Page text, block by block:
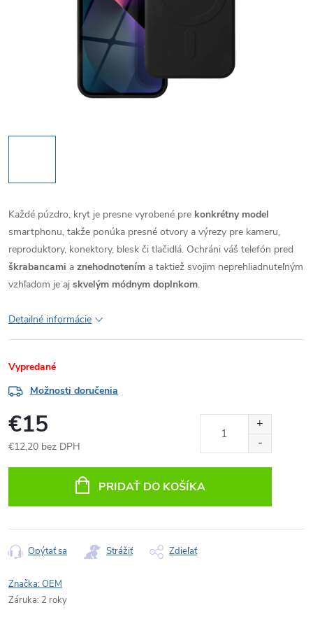
Každé púzdro, kryt je presne vyrobené pre konkrétny model
smartphonu, takže ponúka presné otvory a výrezy pre kameru,
reproduktory, konektory, blesk či tlačidlá. Ochráni váš telefón pred
škrabancami a znehodnotením a taktiež svojim neprehliadnuteľným
vzhľadom je aj skvelým módnym doplnkom.
Detailné informácie
Vypredané
Možnosti doručenia
€15
€12,20 bez DPH
PRIDAŤ DO KOŠÍKA
Opýtať sa Strážiť Zdieľať
Značka:OEM
Záruka: 2 roky